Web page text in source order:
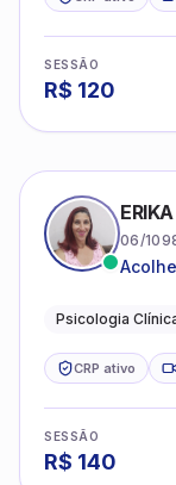
SESSÃO
R$ 120
06/
Psicologia
CRP ativo
SESSÃO
R$ 140